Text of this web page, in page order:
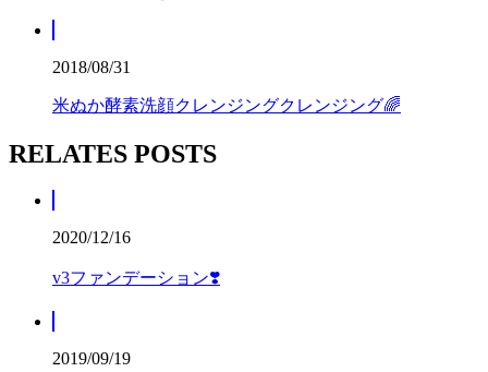
2018/08/31
米ぬか酵素洗顔クレンジングクレンジング🌈
RELATES POSTS
2020/12/16
v3ファンデーション❣️
2019/09/19